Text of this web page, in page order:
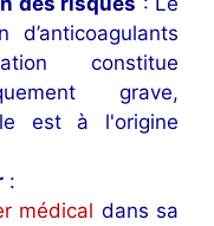
d’anticoagulants
constitue
grave,
est à l'origine
:
médical dans sa